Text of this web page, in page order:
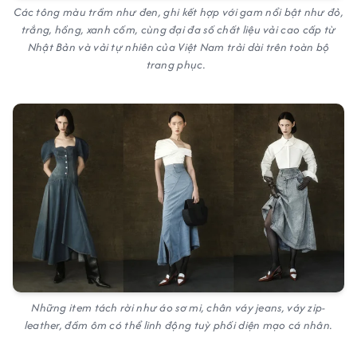
Các tông màu trầm như đen, ghi kết hợp với gam nổi bật như đỏ,
trắng, hồng, xanh cốm, cùng đại đa số chất liệu vải cao cấp từ
Nhật Bản và vải tự nhiên của Việt Nam trải dài trên toàn bộ
trang phục.
Những item tách rời như áo sơ mi, chân váy jeans, váy zip-
leather, đầm ôm có thể linh động tuỳ phối diện mạo cá nhân.